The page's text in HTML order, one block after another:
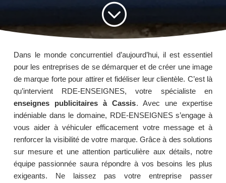
;
Dans le monde concurrentiel d’aujourd’hui, il est essentiel
pour les entreprises de se démarquer et de créer une image
de marque forte pour attirer et fidéliser leur clientèle. C’est là
qu’intervient RDE-ENSEIGNES, votre spécialiste en
enseignes publicitaires à Cassis. Avec une expertise
indéniable dans le domaine, RDE-ENSEIGNES s’engage à
vous aider à véhiculer efficacement votre message et à
renforcer la visibilité de votre marque. Grâce à des solutions
sur mesure et une attention particulière aux détails, notre
équipe passionnée saura répondre à vos besoins les plus
exigeants. Ne laissez pas votre entreprise passer